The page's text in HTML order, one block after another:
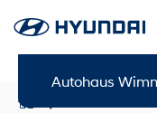
Autohaus